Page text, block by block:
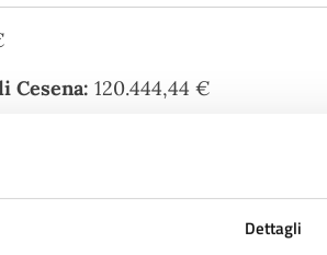
Dettagli
Cesena: 120.444,44 €